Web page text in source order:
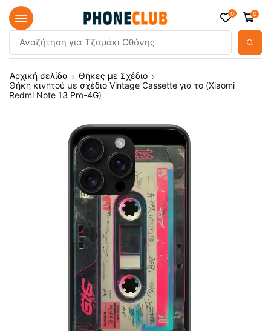
Αναζήτηση για Τζαμάκι Οθόνης
0 0
Αρχική σελίδα
Θήκες με Σχέδιο
Θήκη κινητού με σχέδιο Vintage Cassette για το (Xiaomi
Redmi Note 13 Pro-4G)